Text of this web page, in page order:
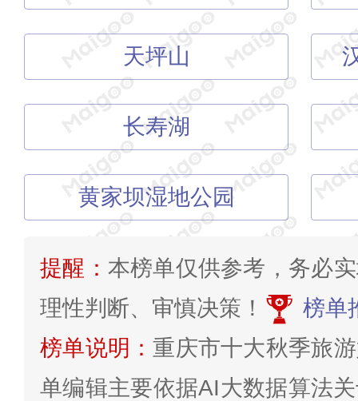
天坪山
长寿湖
黄家坝湿地公园
提醒： 本榜单仅供参考，务必
理性判断、审慎决策！
榜单
榜单说明：重庆市十大秋季旅
单编辑主要依据AI大数据算法